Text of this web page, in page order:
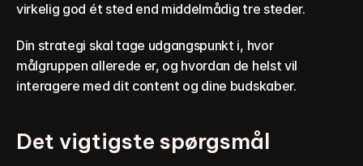
virkelig god ét sted end middelmådig tre steder.
Din strategi skal tage udgangspunkt i, hvor
målgruppen allerede er, og hvordan de helst vil
interagere med dit content og dine budskaber.
Det vigtigste spørgsmål